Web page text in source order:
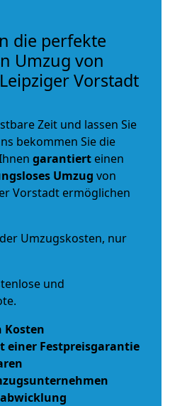
die perfekte
Umzug von
Vorstadt
Zeit und lassen Sie
bekommen Sie die
garantiert einen
Umzug von
Vorstadt ermöglichen
Umzugskosten, nur
und
Kosten
einer Festpreisgarantie